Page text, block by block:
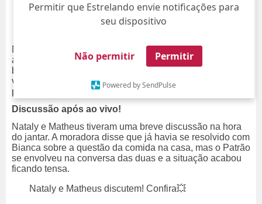
Permitir que Estrelando envie notificações para
seu dispositivo
Não permitir Permitir
Powered by SendPulse
Madrugada agitada na Casa do Patrão
! Após o programa
ao vivo na
Record TV, os participantes conversaram
bastante sobre os últimos acontecimentos da casa. Se
você não acompanhou o
pay-per-view
por aqui e veja o que rolou:
Discussão após ao vivo!
Nataly e Matheus tiveram uma breve discussão na hora
do jantar. A moradora disse que já havia se resolvido com
Bianca sobre a questão da comida na casa, mas o Patrão
se envolveu na conversa das duas e a situação acabou
ficando tensa.
Nataly e Matheus discutem! Confira💥